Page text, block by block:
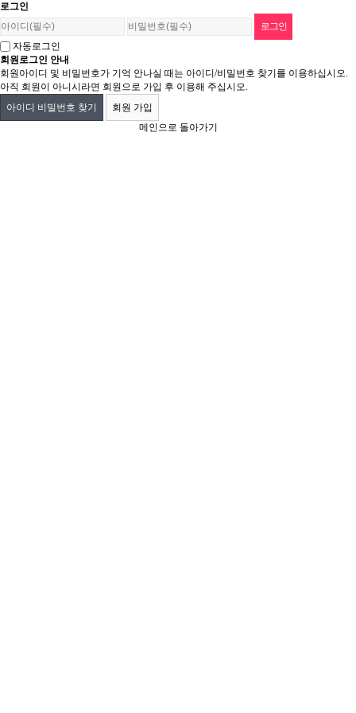
로그인
자동로그인
회원로그인 안내
회원아이디 및 비밀번호가 기억 안나실 때는 아이디/비밀번호 찾기를 이용하십시오.
아직 회원이 아니시라면 회원으로 가입 후 이용해 주십시오.
아이디 비밀번호 찾기
회원 가입
메인으로 돌아가기